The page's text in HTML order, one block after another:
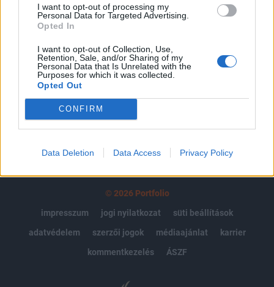
I want to opt-out of processing my
Personal Data for Targeted Advertising.
Opted In
I want to opt-out of Collection, Use,
Retention, Sale, and/or Sharing of my
Personal Data that Is Unrelated with the
Purposes for which it was collected.
Opted Out
CONFIRM
Data Deletion Data Access Privacy Policy
Kötéslisták: BÉT elmúlt 2 év napon belüli
kötéslistái
Előfizetés
MÁR ELŐFIZETŐNK VAGY?BEJELENTKEZÉS
© 2026 Portfolio
impresszum
jogi nyilatkozat
süti beállítások
adatvédelem
szerzői jogok médiaajánlat
karrier
kommentkezelés
ÁSZF